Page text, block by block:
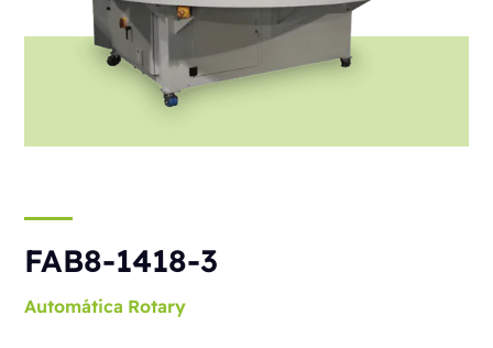
FAB8-1418-3
Automática Rotary